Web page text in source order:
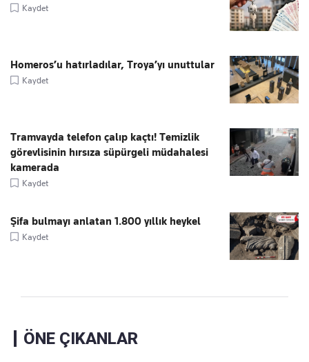
Kaydet
Homeros’u hatırladılar, Troya’yı unuttular
Kaydet
Tramvayda telefon çalıp kaçtı! Temizlik
görevlisinin hırsıza süpürgeli müdahalesi
kamerada
Kaydet
Şifa bulmayı anlatan 1.800 yıllık heykel
Kaydet
ÖNE ÇIKANLAR